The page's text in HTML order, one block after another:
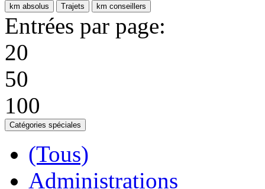
km absolus Trajets km conseillers
Entrées par page:
20
50
100
Catégories spéciales
(Tous)
Administrations